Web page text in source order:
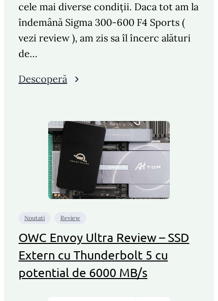
cele mai diverse condiții. Daca tot am la
îndemână Sigma 300-600 F4 Sports (
vezi review ), am zis sa îl încerc alături
de…
Descoperă
Noutati Review
OWC Envoy Ultra Review – SSD
Extern cu Thunderbolt 5 cu
potential de 6000 MB/s